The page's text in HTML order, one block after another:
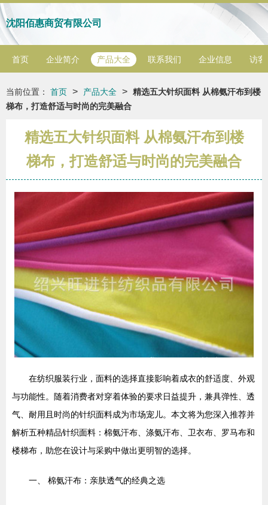
沈阳佰惠商贸有限公司
首页 企业简介 产品大全 联系我们 企业信息 访客
当前位置： 首页 > 产品大全 > 精选五大针织面料 从棉氨汗布到楼
梯布，打造舒适与时尚的完美融合
精选五大针织面料 从棉氨汗布到楼
梯布，打造舒适与时尚的完美融合
在纺织服装行业，面料的选择直接影响着成衣的舒适度、外观
与功能性。随着消费者对穿着体验的要求日益提升，兼具弹性、透
气、耐用且时尚的针织面料成为市场宠儿。本文将为您深入推荐并
解析五种精品针织面料：棉氨汗布、涤氨汗布、卫衣布、罗马布和
楼梯布，助您在设计与采购中做出更明智的选择。
一、 棉氨汗布：亲肤透气的经典之选